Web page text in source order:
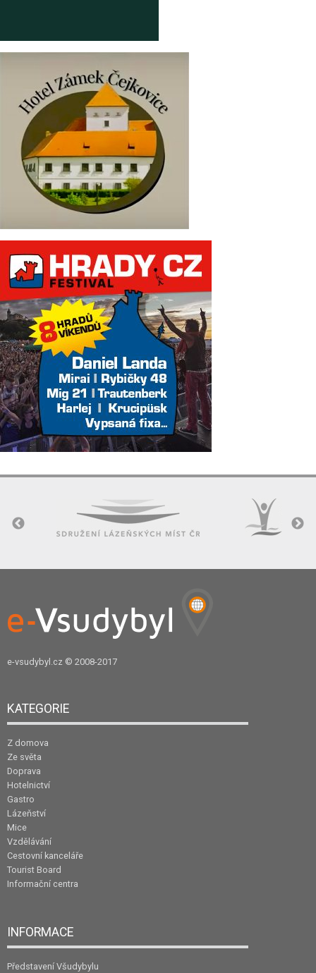
e-vsudybyl.cz © 2008-2017
KATEGORIE
Z domova
Ze světa
Doprava
Hotelnictví
Gastro
Lázeňství
Mice
Vzdělávání
Cestovní kanceláře
Tourist Board
Informační centra
INFORMACE
Představení Všudybylu